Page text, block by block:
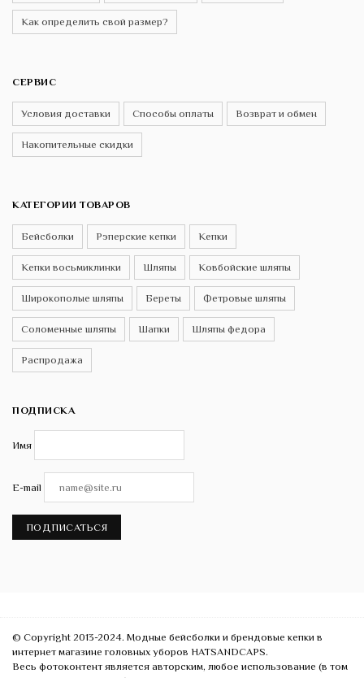
Как определить свой размер?
СЕРВИС
Условия доставки Способы оплаты Возврат и обмен
Накопительные скидки
КАТЕГОРИИ ТОВАРОВ
Бейсболки Рэперские кепки Кепки
Кепки восьмиклинки Шляпы Ковбойские шляпы
Широкополые шляпы Береты Фетровые шляпы
Соломенные шляпы Шапки Шляпы федора
Распродажа
ПОДПИСКА
Имя
E-mail
ПОДПИСАТЬСЯ
© Copyright 2013-2024. Модные бейсболки и брендовые кепки в
интернет магазине головных уборов HATSANDCAPS.
Весь фотоконтент является авторским, любое использование (в том